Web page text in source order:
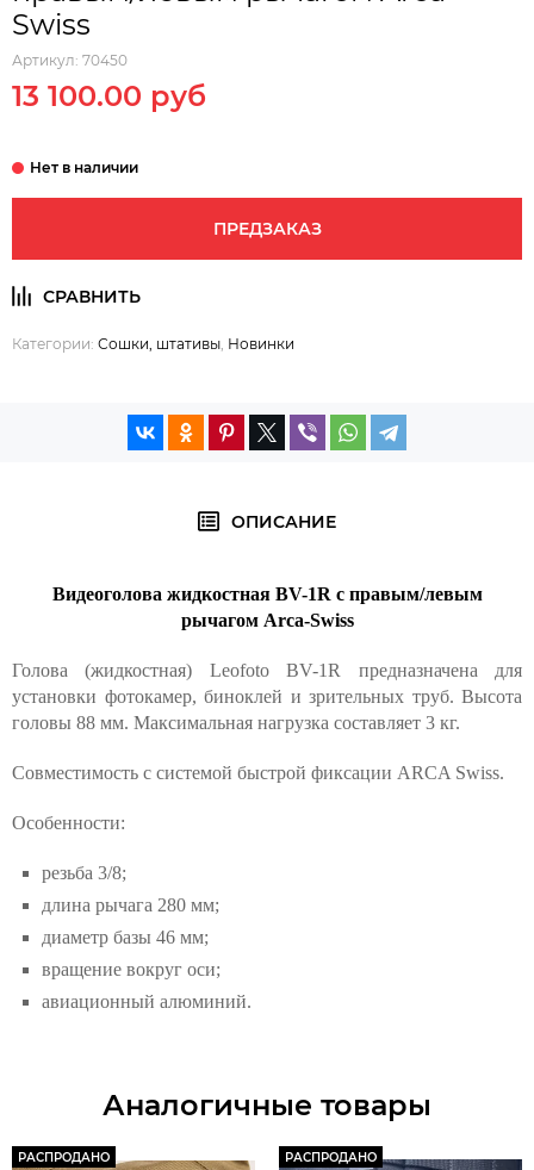
Swiss
Артикул: 70450
13 100.00 руб
ПРЕДЗАКАЗ
Категории: Сошки, штативы Новинки
ОПИСАНИЕ
Видеоголова жидкостная BV-1R с правым/левым
рычагом Arca-Swiss
Голова (жидкостная) Leofoto BV-1R предназначена для
установки фотокамер, биноклей и зрительных труб. Высота
головы 88 мм. Максимальная нагрузка составляет 3 кг.
Совместимость с системой быстрой фиксации ARCA Swiss.
Особенности:
резьба 3/8;
длина рычага 280 мм;
диаметр базы 46 мм;
вращение вокруг оси;
авиационный алюминий.
Аналогичные товары
РАСПРОДАНО РАСПРОДАНО